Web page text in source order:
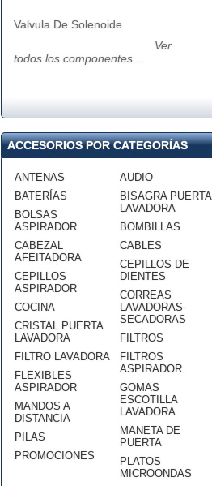
Valvula De Solenoide
Ver
todos los componentes ...
ACCESORIOS POR CATEGORÍAS
ANTENAS
BATERÍAS
BOLSAS
ASPIRADOR
CABEZAL
AFEITADORA
CEPILLOS
ASPIRADOR
COCINA
CRISTAL PUERTA
LAVADORA
FILTRO LAVADORA
FLEXIBLES
ASPIRADOR
MANDOS A
DISTANCIA
PILAS
PROMOCIONES
AUDIO
BISAGRA PUERTA
LAVADORA
BOMBILLAS
CABLES
CEPILLOS DE
DIENTES
CORREAS
LAVADORAS-
SECADORAS
FILTROS
FILTROS
ASPIRADOR
GOMAS
ESCOTILLA
LAVADORA
MANETA DE
PUERTA
PLATOS
MICROONDAS